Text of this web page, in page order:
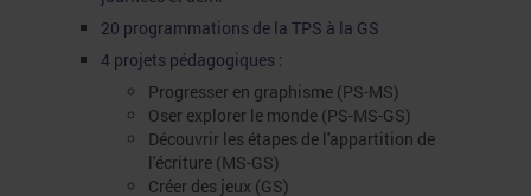
20 programmations de la TPS à la GS
4 projets pédagogiques :
Progresser en graphisme (PS-MS)
Oser explorer le monde (PS-MS-GS)
Découvrir les étapes de l'appartition de
l'écriture (MS-GS)
Créer des jeux (GS)